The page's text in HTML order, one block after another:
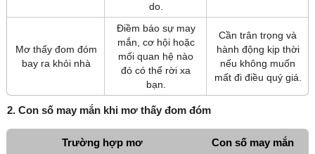
do.
Mơ thấy đom đóm
bay ra khỏi nhà
Điềm báo sự may
mắn, cơ hội hoặc
mối quan hệ nào
đó có thể rời xa
bạn.
Cần trân trọng và
hành động kịp thời
nếu không muốn
mất đi điều quý giá.
2. Con số may mắn khi mơ thấy đom đóm
Trường hợp mơ Con số may mắn